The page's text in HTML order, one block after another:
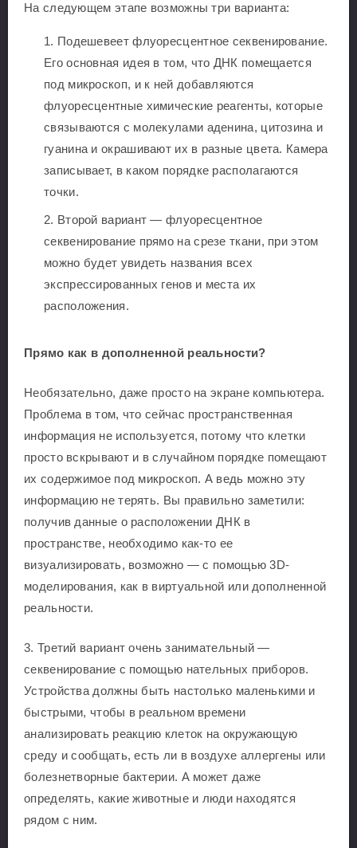
На следующем этапе возможны три варианта:
Подешевеет флуоресцентное секвенирование.
Его основная идея в том, что ДНК помещается
под микроскоп, и к ней добавляются
флуоресцентные химические реагенты, которые
связываются с молекулами аденина, цитозина и
гуанина и окрашивают их в разные цвета. Камера
записывает, в каком порядке располагаются
точки.
Второй вариант — флуоресцентное
секвенирование прямо на срезе ткани, при этом
можно будет увидеть названия всех
экспрессированных генов и места их
расположения.
Прямо как в дополненной реальности?
Необязательно, даже просто на экране компьютера.
Проблема в том, что сейчас пространственная
информация не используется, потому что клетки
просто вскрывают и в случайном порядке помещают
их содержимое под микроскоп. А ведь можно эту
информацию не терять. Вы правильно заметили:
получив данные о расположении ДНК в
пространстве, необходимо как-то ее
визуализировать, возможно — с помощью 3D-
моделирования, как в виртуальной или дополненной
реальности.
3. Третий вариант очень занимательный —
секвенирование с помощью нательных приборов.
Устройства должны быть настолько маленькими и
быстрыми, чтобы в реальном времени
анализировать реакцию клеток на окружающую
среду и сообщать, есть ли в воздухе аллергены или
болезнетворные бактерии. А может даже
определять, какие животные и люди находятся
рядом с ним.